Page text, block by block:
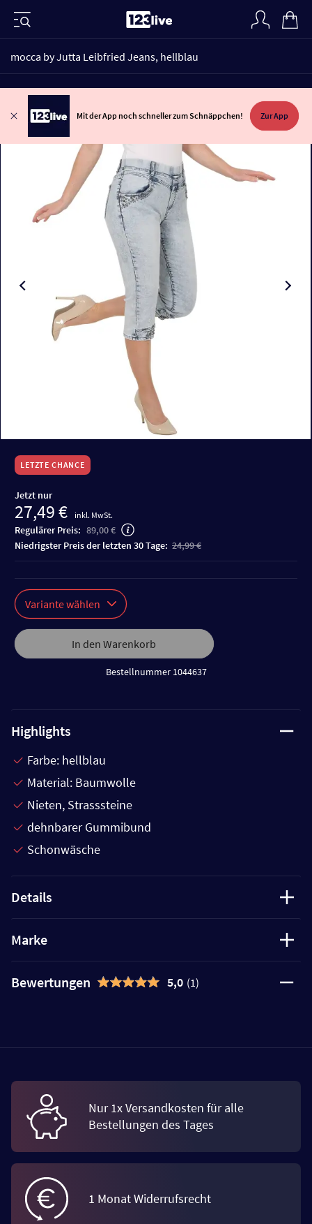
mocca by Jutta Leibfried Jeans, hellblau
Mit der App noch schneller zum Schnäppchen! Zur App
LETZTE CHANCE
Jetzt nur
27,49 € inkl. MwSt.
Regulärer Preis: 89,00 €
niedrigster Preis der letzten 30 Tage: 24,99 €
Variante wählen
In den Warenkorb
Bestellnummer 1044637
Highlights
Farbe: hellblau
Material: Baumwolle
Nieten, Strasssteine
dehnbarer Gummibund
Schonwäsche
Details
Marke
Bewertungen 5,0 (1)
Nur 1x Versandkosten für alle
Bestellungen des Tages
1 Monat Widerrufsrecht